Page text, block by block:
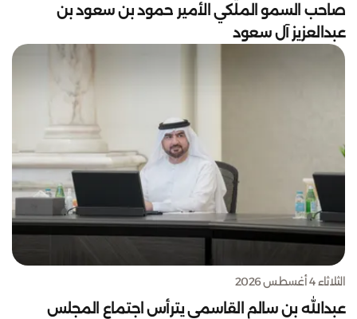
صاحب السمو الملكي الأمير حمود بن سعود بن
عبدالعزيز آل سعود
الثلاثاء 4 أغسطس 2026
عبدالله بن سالم القاسمي يترأس اجتماع المجلس